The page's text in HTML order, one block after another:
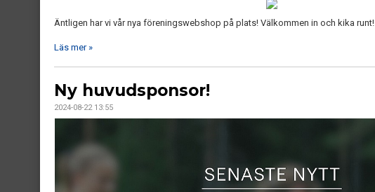
Äntligen har vi vår nya föreningswebshop på plats! Välkommen in och kika runt!
Läs mer »
Ny huvudsponsor!
2024-08-22 13:55